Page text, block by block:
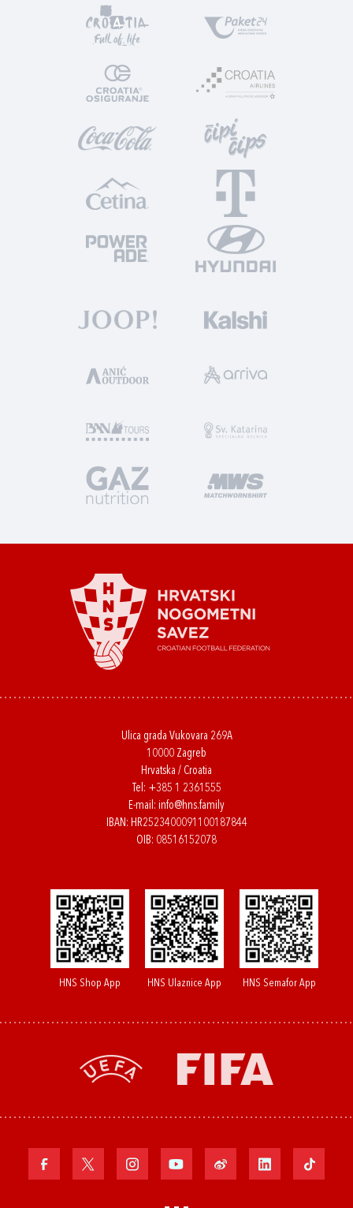
Ulica grada Vukovara 269A
10000 Zagreb
Hrvatska / Croatia
Tel: +385 1 2361555
E-mail: info@hns.family
IBAN: HR2523400091100187844
OIB: 08516152078
HNS Shop App HNS Ulaznice App HNS Semafor App